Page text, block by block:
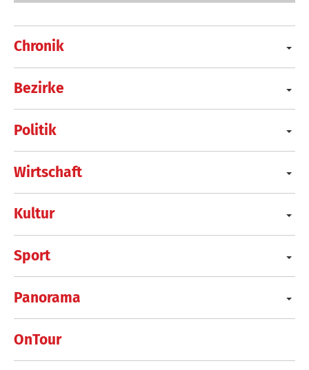
Chronik
Bezirke
Politik
Wirtschaft
Kultur
Sport
Panorama
OnTour